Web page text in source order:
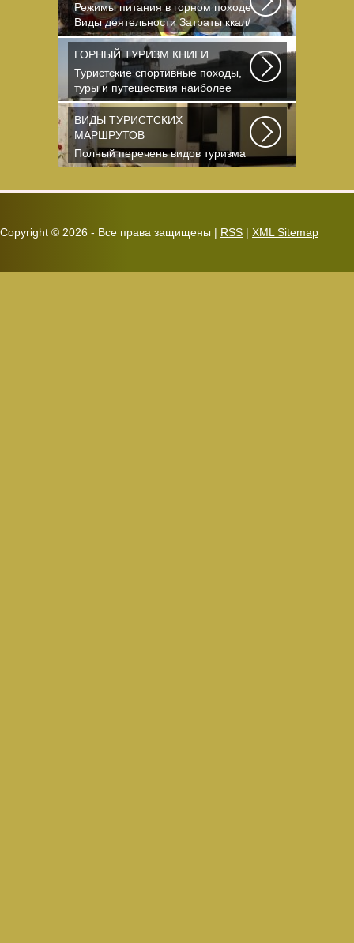
Режимы питания в горном походе
Виды деятельности Затраты ккал/
час жен (55+15)...
ГОРНЫЙ ТУРИЗМ КНИГИ
Туристские спортивные походы,
туры и путешествия наиболее
полно и органично...
ВИДЫ ТУРИСТСКИХ
МАРШРУТОВ
Полный перечень видов туризма
официально
Copyright © 2026 - Все права защищены | RSS | XML Sitemap